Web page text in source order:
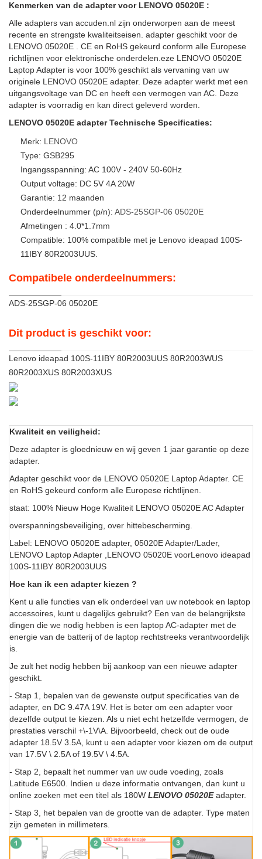
Kenmerken van de adapter voor LENOVO 05020E :
Alle adapters van accuden.nl zijn onderworpen aan de meest
recente en strengste kwaliteitseisen. adapter geschikt voor de
LENOVO 05020E . CE en RoHS gekeurd conform alle Europese
richtlijnen voor elektronische onderdelen.eze LENOVO 05020E
Laptop Adapter is voor 100% geschikt als vervaning van uw
originele LENOVO 05020E adapter. Deze adapter werkt met een
uitgangsvoltage van DC en heeft een vermogen van AC. Deze
adapter is voorradig en kan direct geleverd worden.
LENOVO 05020E adapter Technische Specificaties:
Merk: LENOVO
Type: GSB295
Ingangsspanning: AC 100V - 240V 50-60Hz
Output voltage: DC 5V 4A 20W
Garantie: 12 maanden
Onderdeelnummer (p/n): ADS-25SGP-06 05020E
Afmetingen : 4.0*1.7mm
Compatible: 100% compatible met je Lenovo ideapad 100S-
11IBY 80R2003UUS.
Compatibele onderdeelnummers:
ADS-25SGP-06 05020E
Dit product is geschikt voor:
Lenovo ideapad 100S-11IBY 80R2003UUS 80R2003WUS
80R2003XUS 80R2003XUS
Kwaliteit en veiligheid:
Deze adapter is gloednieuw en wij geven 1 jaar garantie op deze
adapter.
Adapter geschikt voor de LENOVO 05020E Laptop Adapter. CE
en RoHS gekeurd conform alle Europese richtlijnen.
staat: 100% Nieuw Hoge Kwaliteit LENOVO 05020E AC Adapter
overspanningsbeveiliging, over hittebescherming.
Label: LENOVO 05020E adapter, 05020E Adapter/Lader,
LENOVO Laptop Adapter ,LENOVO 05020E voorLenovo ideapad
100S-11IBY 80R2003UUS
Hoe kan ik een adapter kiezen ?
Kent u alle functies van elk onderdeel van uw notebook en laptop
accessoires, kunt u dagelijks gebruikt? Een van de belangrijkste
dingen die we nodig hebben is een laptop AC-adapter met de
energie van de batterij of de laptop rechtstreeks verantwoordelijk
is.
Je zult het nodig hebben bij aankoop van een nieuwe adapter
geschikt.
- Stap 1, bepalen van de gewenste output specificaties van de
adapter, en DC 9.47A 19V. Het is beter om een adapter voor
dezelfde output te kiezen. Als u niet echt hetzelfde vermogen, de
prestaties verschil +\-1V\A. Bijvoorbeeld, check out de oude
adapter 18.5V 3.5A, kunt u een adapter voor kiezen om de output
van 17.5V \ 2.5A of 19.5V \ 4.5A.
- Stap 2, bepaalt het nummer van uw oude voeding, zoals
Latitude E6500. Indien u deze informatie ontvangen, dan kunt u
online zoeken met een titel als 180W LENOVO 05020Eadapter.
- Stap 3, het bepalen van de grootte van de adapter. Type maten
zijn gemeten in millimeters.